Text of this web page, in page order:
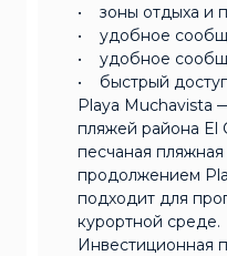
• зоны отдыха и
• удобное
• удобное
• быстрый
Playa Muchavista
пляжей района El
песчаная пляжная
продолжением
подходит для
курортной среде.
Инвестиционная